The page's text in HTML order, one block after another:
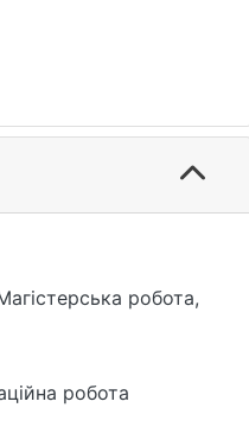
робота,
робота